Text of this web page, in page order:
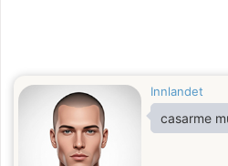
Innlandet
casarme